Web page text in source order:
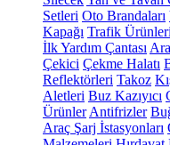
Setleri Oto Brandaları
Kapağı Trafik Ürünleri
İlk Yardım Çantası
Çekici Çekme Halatı
Reflektörleri Takoz
Aletleri Buz Kazıyıcı
Ürünler Antifrizler
Araç Şarj İstasyonları